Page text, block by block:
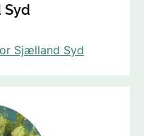
Sjælland Syd